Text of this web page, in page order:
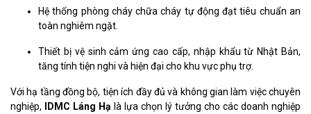
Hệ thống phòng cháy chữa cháy tự động đạt tiêu chuẩn an
toàn nghiêm ngặt.
Thiết bị vệ sinh cảm ứng cao cấp, nhập khẩu từ Nhật Bản,
tăng tính tiện nghi và hiện đại cho khu vực phụ trợ.
Với hạ tầng đồng bộ, tiện ích đầy đủ và không gian làm việc chuyên
nghiệp,
IDMC Láng Hạ là lựa chọn lý tưởng cho các doanh nghiệp